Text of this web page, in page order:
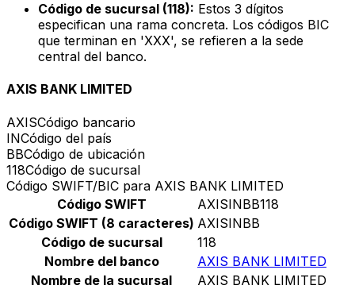
Código de sucursal (118): Estos 3 dígitos
especifican una rama concreta. Los códigos BIC
que terminan en 'XXX', se refieren a la sede
central del banco.
AXIS BANK LIMITED
AXISCódigo bancario
INCódigo del país
BBCódigo de ubicación
118Código de sucursal
Código SWIFT/BIC para AXIS BANK LIMITED
Código SWIFT
AXISINBB118
Código SWIFT (8 caracteres) AXISINBB
Código de sucursal
118
Nombre del banco
AXIS BANK LIMITED
Nombre de la sucursal
AXIS BANK LIMITED